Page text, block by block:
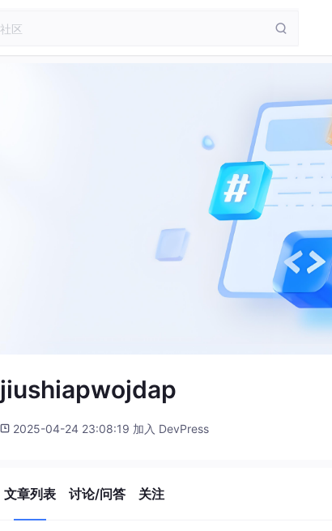
jiushiapwojdap
2025-04-24 23:08:19 加入 DevPress
文章列表 讨论/问答 关注